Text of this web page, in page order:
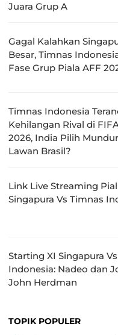
Juara Grup A
Gagal Kalahkan
Besar, Timnas
Fase Grup Piala AFF
Timnas Indonesia
Kehilangan Rival di
2026, India Pilih
Lawan Brasil?
Link Live Streaming
Singapura Vs Timnas
Starting XI Singapura
Indonesia: Nadeo dan
John Herdman
TOPIK POPULER